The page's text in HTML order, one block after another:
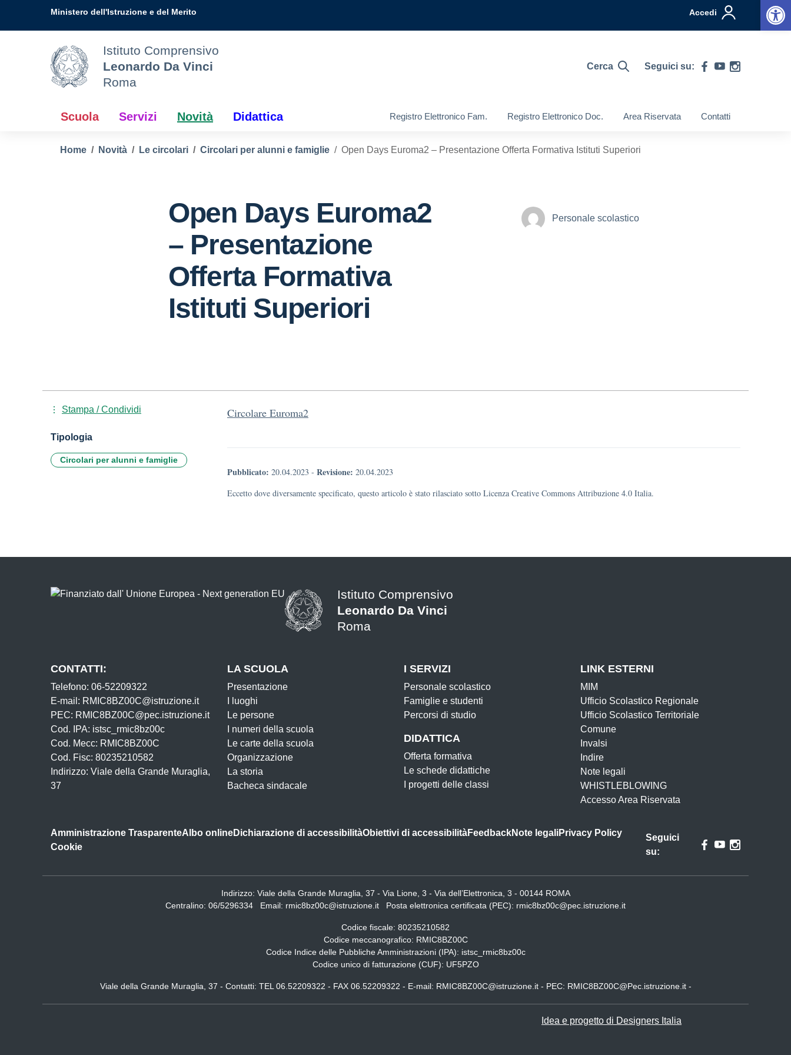
Ministero dell'Istruzione e del Merito Accedi
Istituto Comprensivo
Leonardo Da Vinci
Roma
Cerca Seguici su:
Scuola Servizi Novità Didattica Registro Elettronico Fam. Registro Elettronico Doc. Area Riservata Contatti
Home Novità Le circolari Circolari per alunni e famiglie Open Days Euroma2 – Presentazione Offerta Formativa Istituti Superiori
Open Days Euroma2
– Presentazione
Offerta Formativa
Istituti Superiori
Personale scolastico
Circolare Euroma2
Pubblicato: 20.04.2023 - Revisione: 20.04.2023
Eccetto dove diversamente specificato, questo articolo è stato rilasciato sotto Licenza Creative Commons Attribuzione 4.0 Italia.
Stampa / Condividi
Tipologia
Circolari per alunni e famiglie
Istituto Comprensivo
Leonardo Da Vinci
Roma
CONTATTI:
Telefono: 06-52209322
E-mail: RMIC8BZ00C@istruzione.it
PEC: RMIC8BZ00C@pec.istruzione.it
Cod. IPA: istsc_rmic8bz00c
Cod. Mecc: RMIC8BZ00C
Cod. Fisc: 80235210582
Indirizzo: Viale della Grande Muraglia,
37
LA SCUOLA
Presentazione
I luoghi
Le persone
I numeri della scuola
Le carte della scuola
Organizzazione
La storia
Bacheca sindacale
I SERVIZI
Personale scolastico
Famiglie e studenti
Percorsi di studio
DIDATTICA
Offerta formativa
Le schede didattiche
I progetti delle classi
LINK ESTERNI
MIM
Ufficio Scolastico Regionale
Ufficio Scolastico Territoriale
Comune
Invalsi
Indire
Note legali
WHISTLEBLOWING
Accesso Area Riservata
Amministrazione TrasparenteAlbo onlineDichiarazione di accessibilitàObiettivi di accessibilitàFeedbackNote legaliPrivacy Policy
Cookie
Seguici
su:
Indirizzo: Viale della Grande Muraglia, 37 - Via Lione, 3 - Via dell’Elettronica, 3 - 00144 ROMA
Centralino: 06/5296334 Email: rmic8bz00c@istruzione.it Posta elettronica certificata (PEC): rmic8bz00c@pec.istruzione.it
Codice fiscale: 80235210582
Codice meccanografico: RMIC8BZ00C
Codice Indice delle Pubbliche Amministrazioni (IPA): istsc_rmic8bz00c
Codice unico di fatturazione (CUF): UF5PZO
Viale della Grande Muraglia, 37 - Contatti: TEL 06.52209322 - FAX 06.52209322 - E-mail: RMIC8BZ00C@istruzione.it - PEC: RMIC8BZ00C@Pec.istruzione.it -
Idea e progetto di Designers Italia